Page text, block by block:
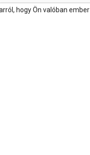
hogy Ön valóban